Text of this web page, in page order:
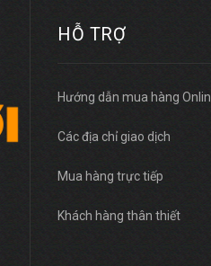
HỖ TRỢ
Hướng dẫn mua hàng
Các địa chỉ giao dịch
Mua hàng trực tiếp
Khách hàng thân thiết